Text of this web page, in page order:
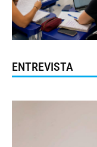
ENTREVISTA